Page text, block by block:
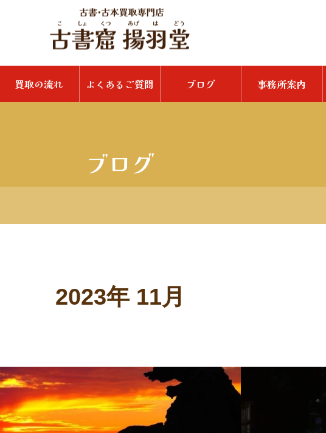
買取の流れ よくあるご質問 ブログ 事務所案内
ブログ
2023年 11月